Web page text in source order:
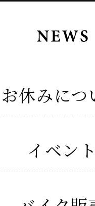
お休みにつ
イベン